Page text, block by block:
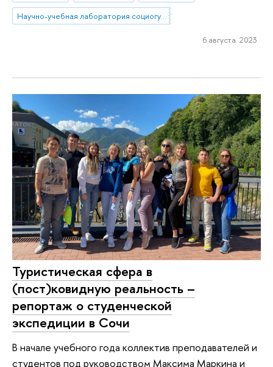
Научно-учебная лаборатория социогуманитарных исследований Севера и Арктики
6 августа 2023
Туристическая сфера в
(пост)ковидную реальность –
репортаж о студенческой
экспедиции в Сочи
В начале учебного года коллектив преподавателей и
студентов под руководством Максима Маркина и